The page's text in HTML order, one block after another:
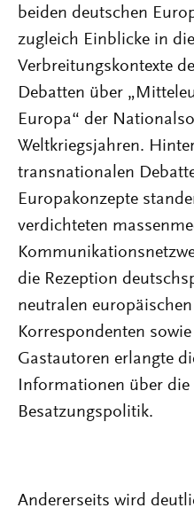
beiden deutschen
zugleich Einblicke in
Verbreitungskontexte
Debatten über
Europa“ der
Weltkriegsjahren.
transnationalen
Europakonzepte
verdichteten
die Rezeption
neutralen
Korrespondenten
Gastautoren erlangte
Informationen über
Besatzungspolitik.
Andererseits wird